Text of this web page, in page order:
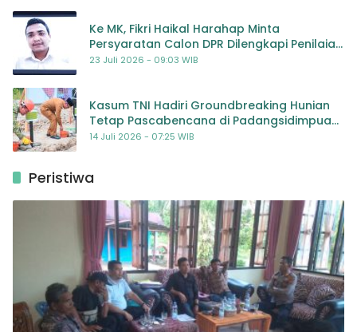
Ke MK, Fikri Haikal Harahap Minta
Persyaratan Calon DPR Dilengkapi Penilaian
Kompetensi
23 Juli 2026 - 09:03 WIB
Kasum TNI Hadiri Groundbreaking Hunian
Tetap Pascabencana di Padangsidimpuan,
Harapan Baru bagi Penyintas
14 Juli 2026 - 07:25 WIB
Peristiwa